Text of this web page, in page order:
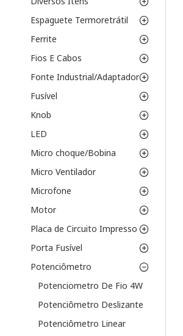
Espaguete Termoretrátil
Ferrite
Fios E Cabos
Fonte Industrial/Adaptador
Fusível
Knob
LED
Micro choque/Bobina
Micro Ventilador
Microfone
Motor
Placa de Circuito Impresso
Porta Fusível
Potenciômetro
Potenciometro De Fio 4W
Potenciômetro Deslizante
Potenciômetro Linear